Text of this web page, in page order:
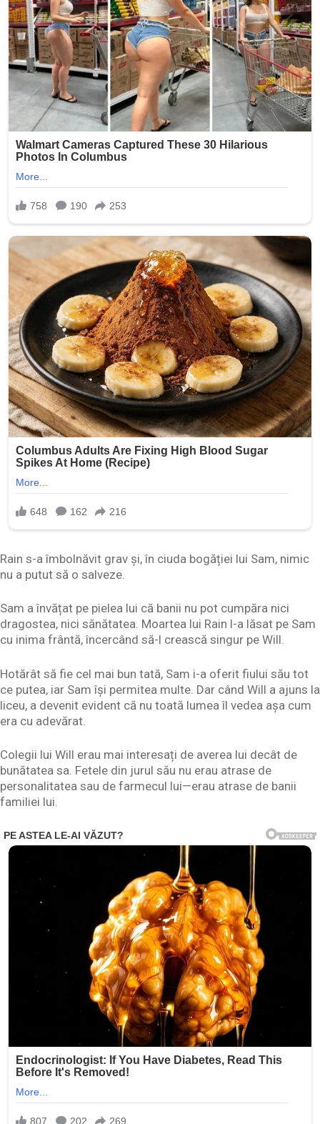
Rain s-a îmbolnăvit grav și, în ciuda bogăției lui Sam, nimic
nu a putut să o salveze.
Sam a învățat pe pielea lui că banii nu pot cumpăra nici
dragostea, nici sănătatea. Moartea lui Rain l-a lăsat pe Sam
cu inima frântă, încercând să-l crească singur pe Will.
Hotărât să fie cel mai bun tată, Sam i-a oferit fiului său tot
ce putea, iar Sam își permitea multe. Dar când Will a ajuns la
liceu, a devenit evident că nu toată lumea îl vedea așa cum
era cu adevărat.
Colegii lui Will erau mai interesați de averea lui decât de
bunătatea sa. Fetele din jurul său nu erau atrase de
personalitatea sau de farmecul lui—erau atrase de banii
familiei lui.